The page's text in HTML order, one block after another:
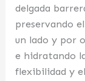
delgada
preservando
un lado y por
e hidratando
flexibilidad y